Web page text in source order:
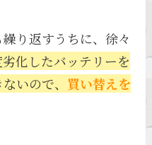
り返すうちに、徐々
化したバッテリーを
いので、 買い替えを